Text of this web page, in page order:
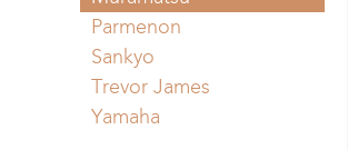
Parmenon
Sankyo
Trevor James
Yamaha